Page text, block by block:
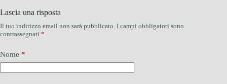
Lascia una risposta
Il tuo indirizzo email non sarà pubblicato. I campi obbligatori sono
contrassegnati *
Nome *